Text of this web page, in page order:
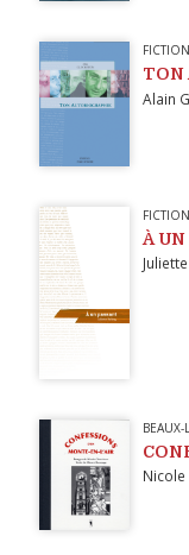
TON
Alain
À UN
BEAUX-
Nicole